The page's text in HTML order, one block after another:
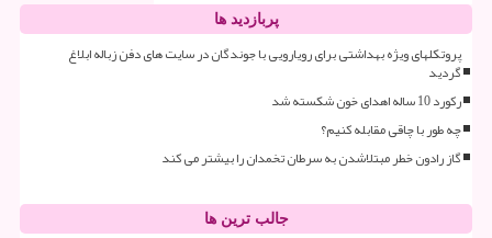
پربازدید ها
پروتکلهای ویژه بهداشتی برای رویارویی با جوندگان در سایت های دفن زباله ابلاغ
گردید
رکورد 10 ساله اهدای خون شکسته شد
چه طور با چاقی مقابله کنیم؟
گاز رادون خطر مبتلاشدن به سرطان تخمدان را بیشتر می کند
جالب ترین ها